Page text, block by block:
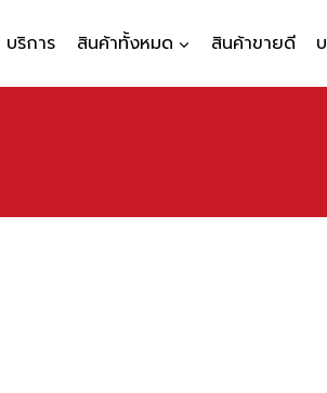
บริการ สินค้าทั้งหมด สินค้าขายดี